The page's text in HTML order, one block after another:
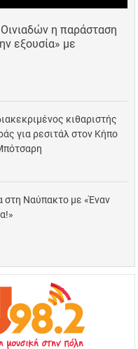
η παράσταση
εξουσία» με
κιθαριστής
για ρεσιτάλ στον Κήπο
Ναύπακτο με «Έναν